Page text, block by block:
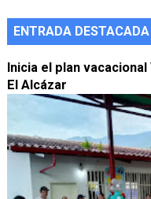
ENTRADA DESTACADA
Inicia el plan
El Alcázar